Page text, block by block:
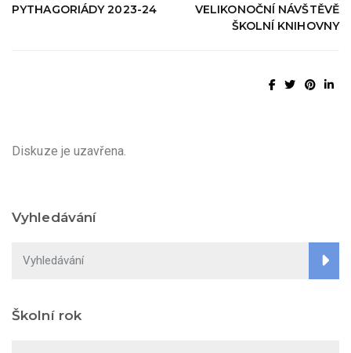
PYTHAGORIÁDY 2023-24
VELIKONOČNÍ NÁVŠTĚVĚ
ŠKOLNÍ KNIHOVNY
Diskuze je uzavřena.
Vyhledávání
Školní rok